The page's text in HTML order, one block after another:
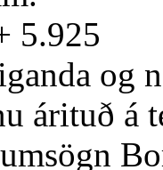
5.925
og
árituð á